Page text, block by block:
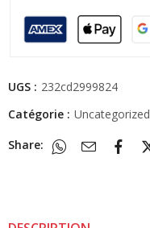
UGS : 232cd2999824
Catégorie : Uncategorized
Share: